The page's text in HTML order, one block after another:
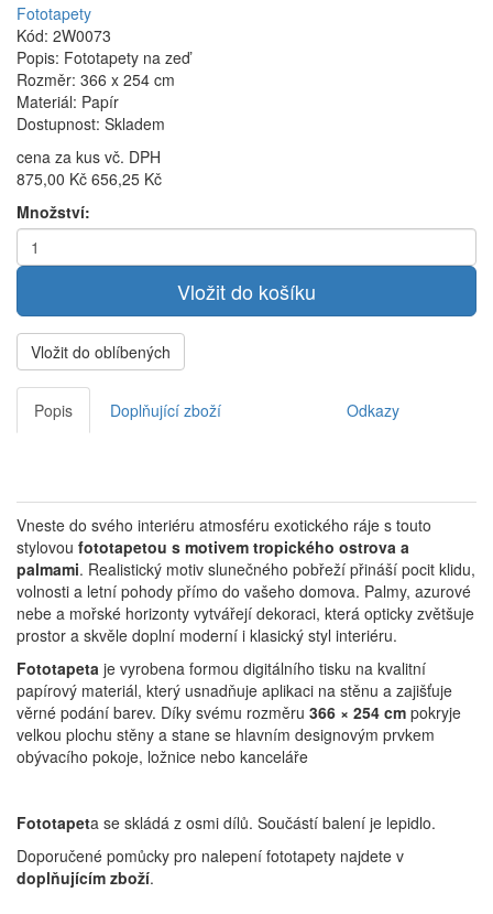
Fototapety
Kód: 2W0073
Popis: Fototapety na zeď
Rozměr: 366 x 254 cm
Materiál: Papír
Dostupnost: Skladem
cena za kus vč. DPH
875,00 Kč 656,25 Kč
Množství:
Vložit do oblíbených
Popis Doplňující zboží Odkazy
Vneste do svého interiéru atmosféru exotického ráje s touto
stylovou fototapetou s motivem tropického ostrova a
palmami. Realistický motiv slunečného pobřeží přináší pocit klidu,
volnosti a letní pohody přímo do vašeho domova. Palmy, azurové
nebe a mořské horizonty vytvářejí dekoraci, která opticky zvětšuje
prostor a skvěle doplní moderní i klasický styl interiéru.
Fototapeta je vyrobena formou digitálního tisku na kvalitní
papírový materiál, který usnadňuje aplikaci na stěnu a zajišťuje
věrné podání barev. Díky svému rozměru 366 × 254 cm pokryje
velkou plochu stěny a stane se hlavním designovým prvkem
obývacího pokoje, ložnice nebo kanceláře
Fototapeta se skládá z osmi dílů. Součástí balení je lepidlo.
Doporučené pomůcky pro nalepení fototapety najdete v
doplňujícím zboží.